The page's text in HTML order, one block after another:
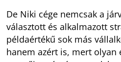
De Niki cége nemcsak a
választott és alkalmazott
példaértékű sok más
hanem azért is, mert olyan